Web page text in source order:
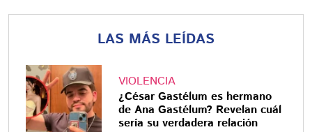
LAS MÁS LEÍDAS
VIOLENCIA
¿César Gastélum es hermano
de Ana Gastélum? Revelan cuál
sería su verdadera relación